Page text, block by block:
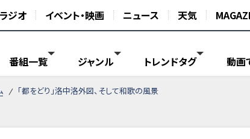
ラジオ イベント・映画 ニュース 天気
番組一覧 ジャンル トレンドタグ 動画
「都をどり」洛中洛外図、そして和歌の風景